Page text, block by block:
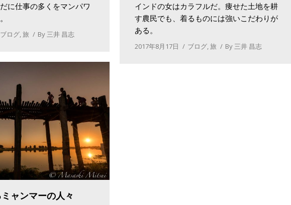
に仕事の多くをマンパワ
ブログ,旅 By 三井 昌志
インドの女はカラフルだ。痩せた土地を耕
す農民でも、着るものには強いこだわりが
ある。
2017年8月17日 ブログ,旅 By 三井 昌志
ャンマーの人々